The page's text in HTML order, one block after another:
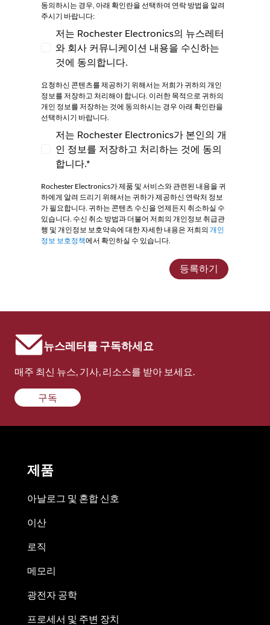
동의하시는 경우, 아래 확인란을 선택하여 연락 방법을 알려
주시기 바랍니다:
저는 Rochester Electronics의 뉴스레터와 회사
저는 Rochester Electronics의 뉴스레터
와 회사 커뮤니케이션 내용을 수신하는
것에 동의합니다.
요청하신 콘텐츠를 제공하기 위해서는 저희가 귀하의 개인
정보를 저장하고 처리해야 합니다. 이러한 목적으로 귀하의
개인 정보를 저장하는 것에 동의하시는 경우 아래 확인란을
선택하시기 바랍니다.
저는 Rochester Electronics가 본인의 개인 정보
저는 Rochester Electronics가 본인의 개
인 정보를 저장하고 처리하는 것에 동의
합니다.*
Rochester Electronics가 제품 및 서비스와 관련된 내용을 귀
하에게 알려 드리기 위해서는 귀하가 제공하신 연락처 정보
가 필요합니다. 귀하는 콘텐츠 수신을 언제든지 취소하실 수
있습니다. 수신 취소 방법과 더불어 저희의 개인정보 취급관
행 및 개인정보 보호약속에 대한 자세한 내용은 저희의 개인
정보 보호정책에서 확인하실 수 있습니다.
등록하기
뉴스레터를 구독하세요
매주 최신 뉴스, 기사, 리소스를 받아 보세요.
구독
제품
아날로그 및 혼합 신호
이산
로직
메모리
광전자 공학
프로세서 및 주변 장치